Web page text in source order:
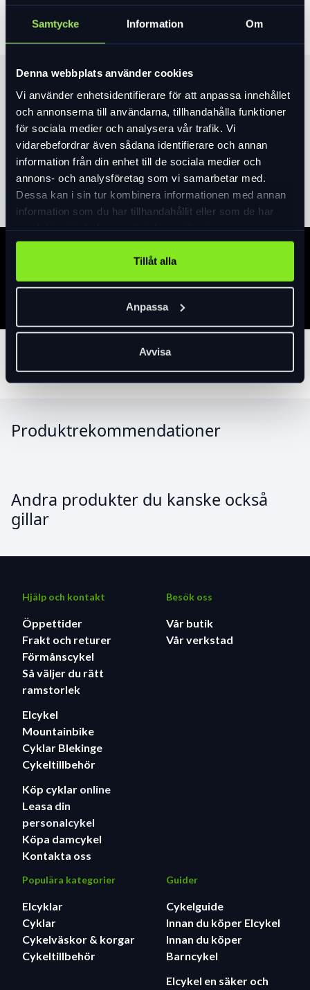
Samtycke Information Om
Denna webbplats använder cookies
Vi använder enhetsidentifierare för att anpassa innehållet
och annonserna till användarna, tillhandahålla funktioner
för sociala medier och analysera vår trafik. Vi
vidarebefordrar även sådana identifierare och annan
information från din enhet till de sociala medier och
annons- och analysföretag som vi samarbetar med.
Dessa kan i sin tur kombinera informationen med annan
information som du har tillhandahållit eller som de har
Tillåt alla
Anpassa
Avvisa
Produktinformation
Språk:
Engelska
GPS:
Högkänslig GPS
Skärm:
2,0 tum, hög ljusstyrka, hög kontrast,
antireflexskärm
Temperatur: -10° ~50°C
Vikt:
Ca 60g
Fysisk
dimension:
Trådlös:
data:
7 dataobjekt: SpeeD, medelhastighet, max
Hastighet, tid, restid, sträcka, vägmätare.
minnesanvändningen)
Batteri:
Cirka 22 timmar, typisk användning
Extra
användarmanual x1, Standard cykelfäste
Läs merexpand_more
Produktrekommendationer
Andra produkter du kanske också
gillar
Hjälp och kontakt
Öppettider
Frakt och returer
Förmånscykel
Så väljer du rätt
ramstorlek
Elcykel
Mountainbike
Cyklar Blekinge
Cykeltillbehör
Köp cyklar online
Leasa din
personalcykel
Köpa damcykel
Kontakta oss
Besök oss
Vår butik
Vår verkstad
Populära kategorier
Elcyklar
Cyklar
Cykelväskor & korgar
Cykeltillbehör
Guider
Cykelguide
Innan du köper Elcykel
Innan du köper
Barncykel
Elcykel en säker och